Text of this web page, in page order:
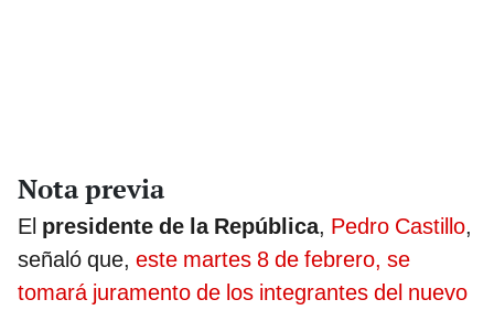
Nota previa
El presidente de la República, Pedro Castillo,
señaló que, este martes 8 de febrero, se
tomará juramento de los integrantes del nuevo